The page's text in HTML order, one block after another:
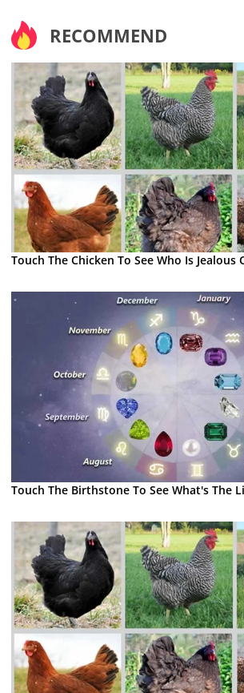
RECOMMEND
Touch The Chicken To See Who Is Jealous
Touch The Birthstone To See What's The